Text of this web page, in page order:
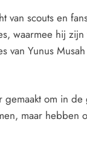
van scouts en
waarmee hij
van Yunus Musah
gemaakt om in de
maar hebben